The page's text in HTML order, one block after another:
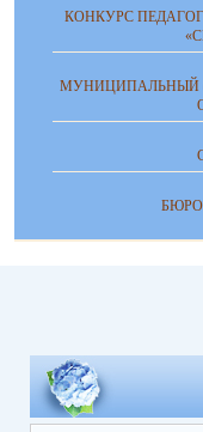
КОНКУРС
МУНИЦИПАЛЬНЫЙ